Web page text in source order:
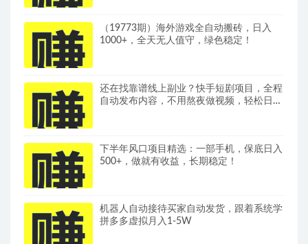
（19773期）海外游戏全自动搬砖，日入
1000+，全天无人值守，绿色稳定！
还在找靠谱线上副业？快手短剧项目，全程
自动发布内容，不用熬夜做视频，轻松日入
下半年风口项目精选：一部手机，保底日入
500+，做就有收益，长期稳定！
机器人自动接待买家自动发货，跟着系统学
拼多多虚拟月入1-5W